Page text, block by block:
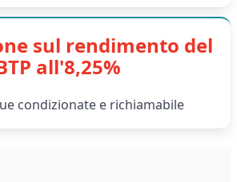
sul rendimento del
all'8,25%
condizionate e richiamabile